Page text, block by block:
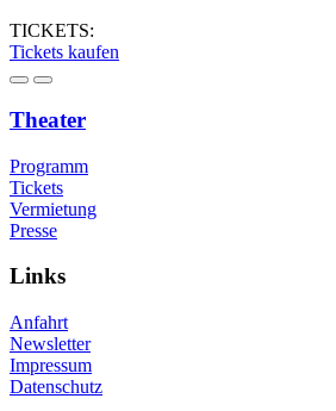
TICKETS:
Tickets kaufen
Theater
Programm
Tickets
Vermietung
Presse
Links
Anfahrt
Newsletter
Impressum
Datenschutz